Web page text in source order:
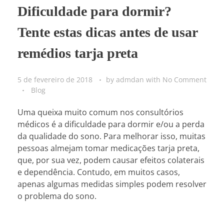
Dificuldade para dormir?
Tente estas dicas antes de usar
remédios tarja preta
5 de fevereiro de 2018 by admdan with No Comment
Blog
Uma queixa muito comum nos consultórios
médicos é a dificuldade para dormir e/ou a perda
da qualidade do sono. Para melhorar isso, muitas
pessoas almejam tomar medicações tarja preta,
que, por sua vez, podem causar efeitos colaterais
e dependência. Contudo, em muitos casos,
apenas algumas medidas simples podem resolver
o problema do sono.